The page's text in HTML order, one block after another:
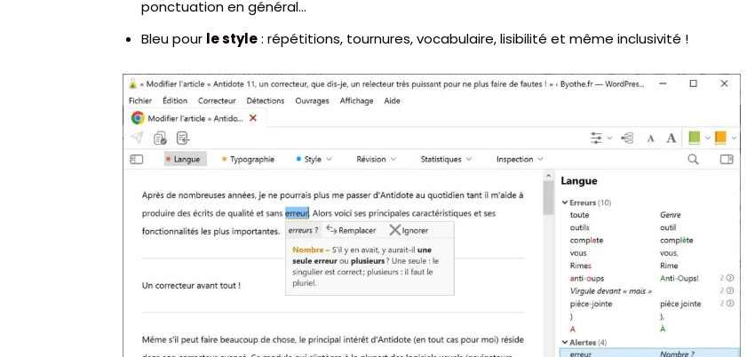
ponctuation en général…
Bleu pour le style: répétitions, tournures, vocabulaire, lisibilité et même inclusivité !